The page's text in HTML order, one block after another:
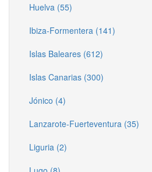
Huelva (55)
Ibiza-Formentera (141)
Islas Baleares (612)
Islas Canarias (300)
Jónico (4)
Lanzarote-Fuerteventura (35)
Liguria (2)